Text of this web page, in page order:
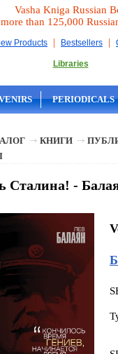
Vasha Kniga Russian
more than 125,000
Products | Bestsellers |
Libraries
PERIODICALS
КНИГИ
Сталина! -